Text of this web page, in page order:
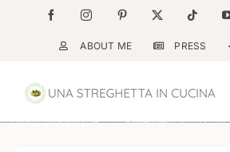
contenuto
FacebookInstagramPinterest Tiktok
ABOUT ME PRESS